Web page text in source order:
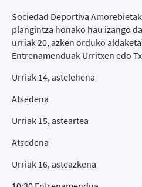
Sociedad Deportiva
plangintza honako hau izango
urriak 20, azken orduko
Entrenamenduak Urritxen edo
Urriak 14, astelehena
Atsedena
Urriak 15, asteartea
Atsedena
Urriak 16, asteazkena